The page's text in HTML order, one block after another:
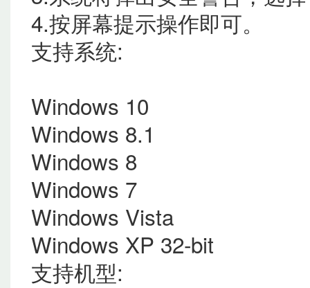
4.按屏幕提示操作即可。
支持系统:
Windows 10
Windows 8.1
Windows 8
Windows 7
Windows Vista
Windows XP 32-bit
支持机型: